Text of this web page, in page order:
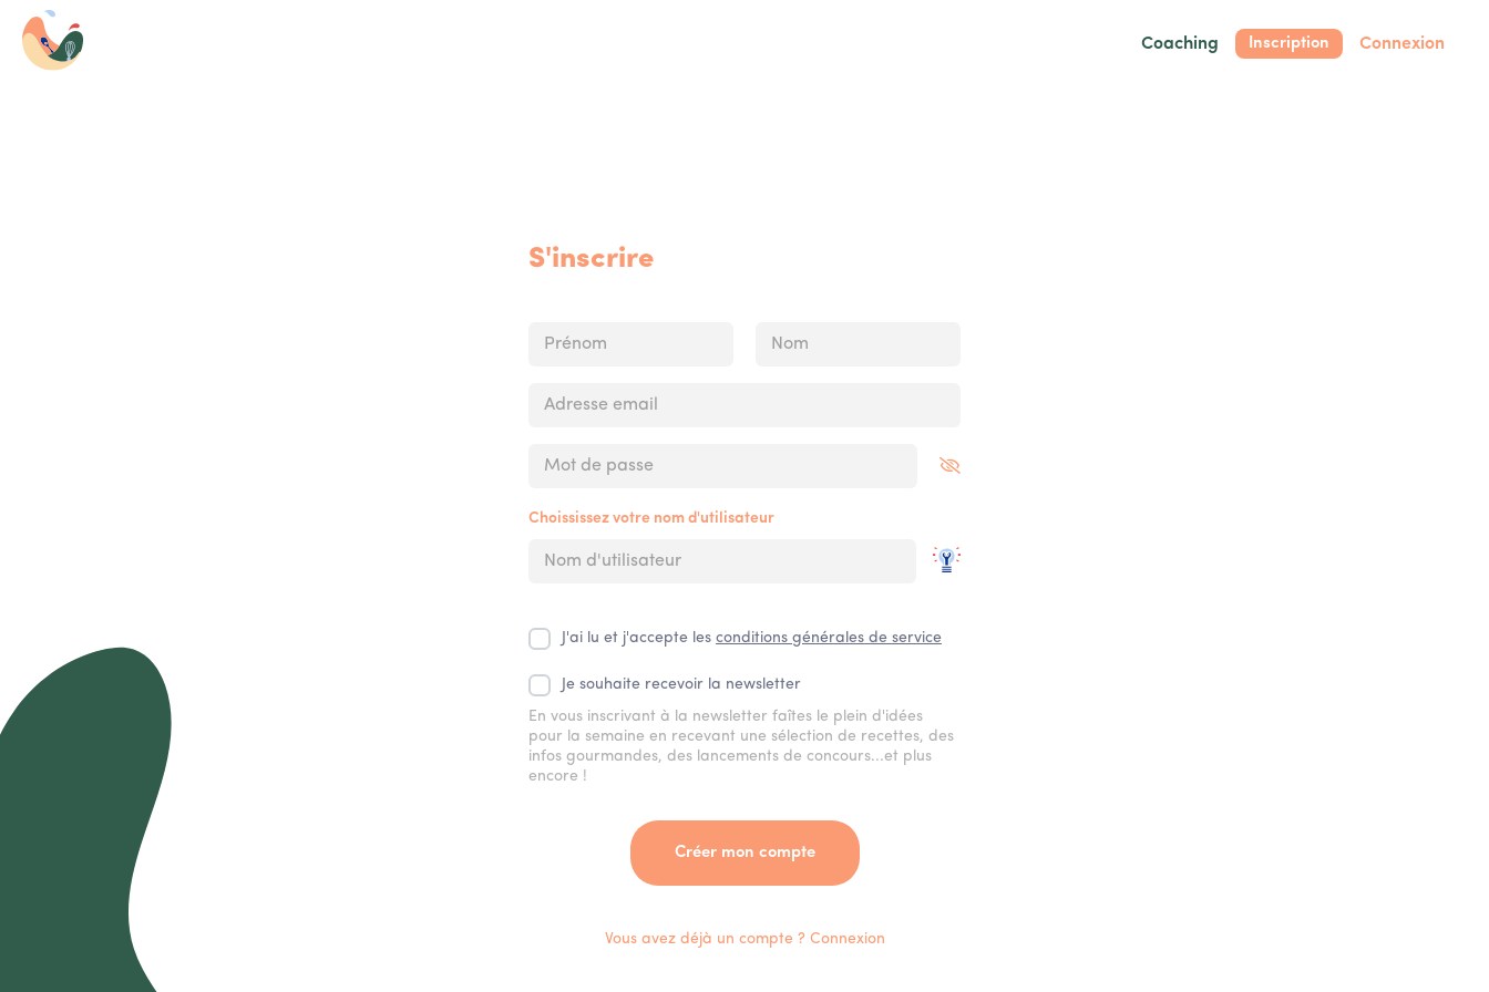
Coaching Inscription Connexion
S'inscrire
Choississez votre nom d'utilisateur
J'ai lu et j'accepte les conditions générales de service
Je souhaite recevoir la newsletter
En vous inscrivant à la newsletter faîtes le plein d'idées
pour la semaine en recevant une sélection de recettes, des
infos gourmandes, des lancements de concours...et plus
encore !
Créer mon compte
Vous avez déjà un compte ? Connexion